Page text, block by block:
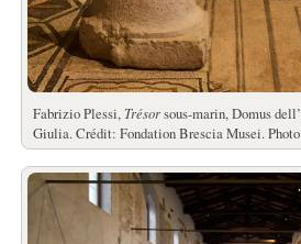
Fabrizio Plessi, Trésorsous-marin, Domus
Giulia. Crédit: Fondation Brescia Musei.